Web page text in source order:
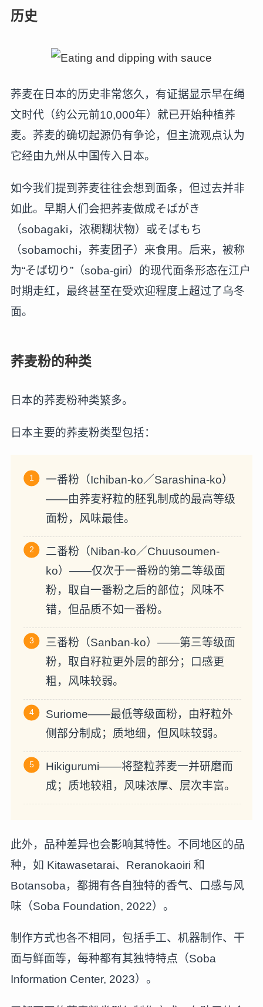
历史
荞麦在日本的历史非常悠久，有证据显示早在绳
文时代（约公元前10,000年）就已开始种植荞
麦。荞麦的确切起源仍有争论，但主流观点认为
它经由九州从中国传入日本。
如今我们提到荞麦往往会想到面条，但过去并非
如此。早期人们会把荞麦做成そばがき
（sobagaki，浓稠糊状物）或そばもち
（sobamochi，荞麦团子）来食用。后来，被称
为“そば切り”（soba-giri）的现代面条形态在江户
时期走红，最终甚至在受欢迎程度上超过了乌冬
面。
荞麦粉的种类
日本的荞麦粉种类繁多。
日本主要的荞麦粉类型包括：
一番粉（Ichiban-ko／Sarashina-ko）
——由荞麦籽粒的胚乳制成的最高等级
面粉，风味最佳。
二番粉（Niban-ko／Chuusoumen-
ko）——仅次于一番粉的第二等级面
粉，取自一番粉之后的部位；风味不
错，但品质不如一番粉。
三番粉（Sanban-ko）——第三等级面
粉，取自籽粒更外层的部分；口感更
粗，风味较弱。
Suriome——最低等级面粉，由籽粒外
侧部分制成；质地细，但风味较弱。
Hikigurumi——将整粒荞麦一并研磨而
成；质地较粗，风味浓厚、层次丰富。
此外，品种差异也会影响其特性。不同地区的品
种，如 Kitawasetarai、Reranokaoiri 和
Botansoba，都拥有各自独特的香气、口感与风
味（Soba Foundation, 2022）。
制作方式也各不相同，包括手工、机器制作、干
面与鲜面等，每种都有其独特特点（Soba
Information Center, 2023）。